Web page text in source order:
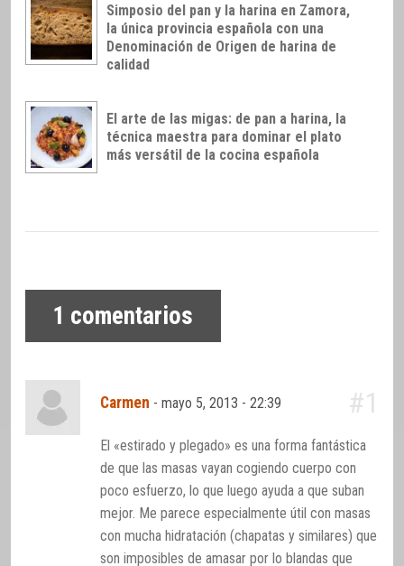
Simposio del pan y la harina en Zamora,
la única provincia española con una
Denominación de Origen de harina de
calidad
El arte de las migas: de pan a harina, la
técnica maestra para dominar el plato
más versátil de la cocina española
1 comentarios
Carmen -mayo 5, 2013 - 22:39 #1
El «estirado y plegado» es una forma fantástica
de que las masas vayan cogiendo cuerpo con
poco esfuerzo, lo que luego ayuda a que suban
mejor. Me parece especialmente útil con masas
con mucha hidratación (chapatas y similares) que
son imposibles de amasar por lo blandas que